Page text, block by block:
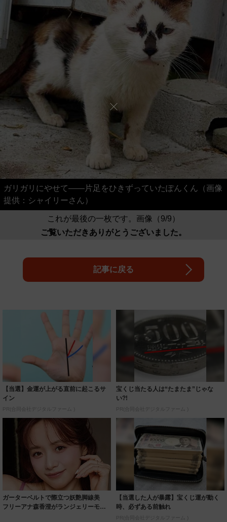
ガリガリにやせて――片足をひきずっていたぽんくん（画像
提供：シャイリーさん）
これが最後の一枚です。画像（9/9）
ご覧いただきありがとうございました。
記事に戻る
【当選】金運が上がる直前に起こるサ
イン
PR(合同会社デジタルファーム )
宝くじ当たる人は“たまたま”じゃな
い?!
PR(合同会社デジタルファーム )
ガーターベルトで際立つ妖艶脚線美
フリーアナ森香澄がランジェリーモデ
【当選した人が暴露】宝くじ運が動く
時、必ずある前触れ
PR(合同会社デジタルファーム )